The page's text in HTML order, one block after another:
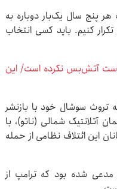
پنج سال یک‌بار دوباره به
کنیم. باید کسی انتخاب
آتش‌بس نکرده است/ این
سوشال خود با بازنشر
آتلانتیک شمالی (ناتو)، با
این ائتلاف نظامی از حمله
مدعی شده بود که ترامپ از